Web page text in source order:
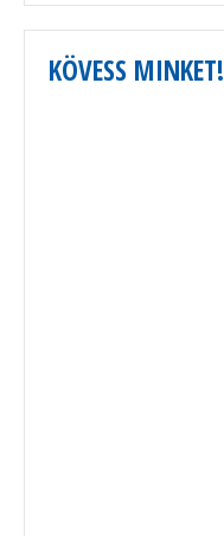
KÖVESS MINKET!